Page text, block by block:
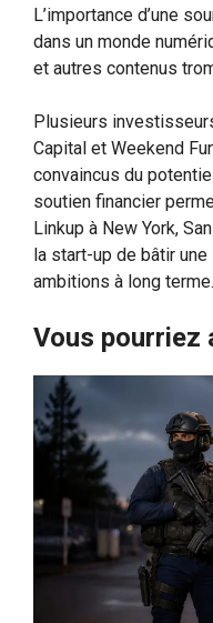
L’importance d’une
dans un monde
et autres contenus
Plusieurs
Capital et Weekend
convaincus du
soutien financier
Linkup à New York,
la start-up de bâtir
ambitions à long terme.
Vous pourriez